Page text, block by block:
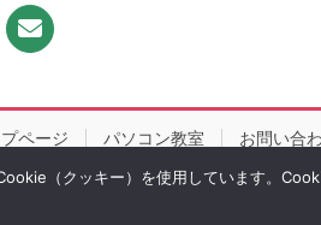
プページ パソコン教室 お問い合
（クッキー）を使用しています。